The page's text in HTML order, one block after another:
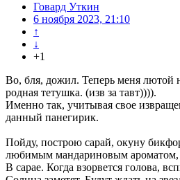
Говард Уткин
6 ноября 2023, 21:10
↑
↓
+1
Во, бля, дожил. Теперь меня лютой
родная тетушка. (изв за тавт)))).
Именно так, учитывая свое
данный панегирик.
Пойду, построю сарай, окуну
любимым мандариновым ароматом,
В сарае. Когда взорвется голова,